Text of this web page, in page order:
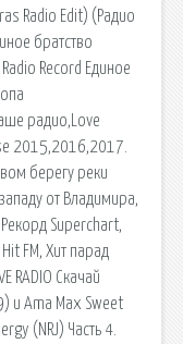
Radio Edit) (Радио
братство
Record Единое
радио,Love
2015,2016,2017.
берегу реки
от Владимира,
Superchart,
FM, Хит парад
RADIO Скачай
и Ama Max Sweet
(NRJ) Часть 4.